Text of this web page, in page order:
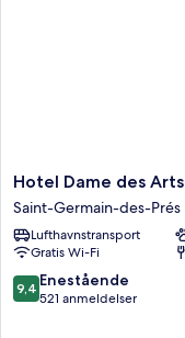
Hotel
Dame
des
Arts
Saint-
Germain-
des-
Hotel Dame des Arts
Saint-Germain-des-Prés
Lufthavnstransport
Gratis Wi-Fi
9.4
ud
9,4 Enestående
521 anmeldelser